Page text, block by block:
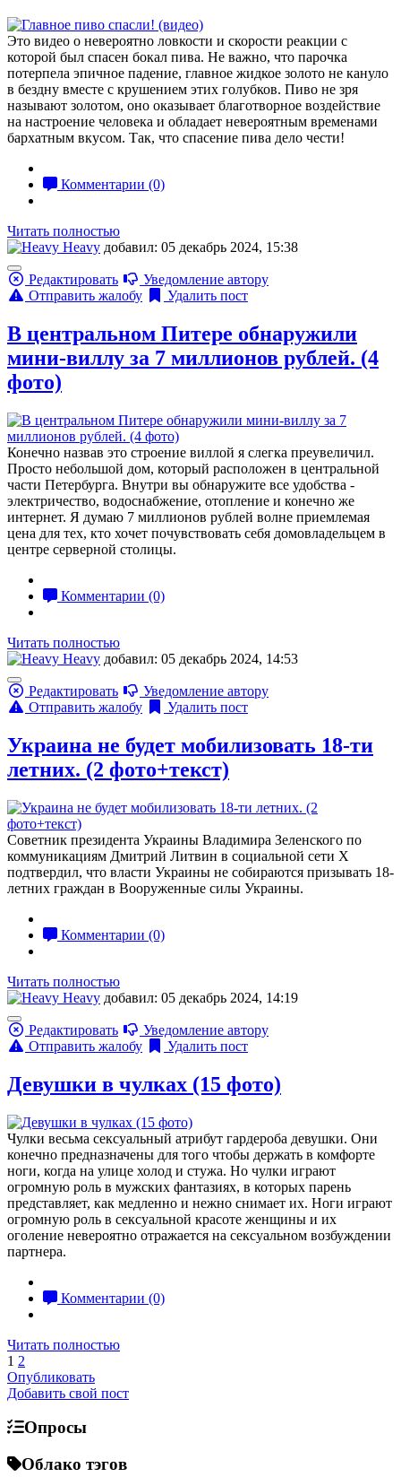
Это видео о невероятно ловкости и скорости реакции с
которой был спасен бокал пива. Не важно, что парочка
потерпела эпичное падение, главное жидкое золото не кануло
в бездну вместе с крушением этих голубков. Пиво не зря
называют золотом, оно оказывает благотворное воздействие
на настроение человека и обладает невероятным временами
бархатным вкусом. Так, что спасение пива дело чести!
Комментарии (0)
Читать полностью
Heavy добавил: 05 декабрь 2024, 15:38
Редактировать
Уведомление автору
Отправить жалобу
Удалить пост
В центральном Питере обнаружили
мини-виллу за 7 миллионов рублей. (4
фото)
Конечно назвав это строение виллой я слегка преувеличил.
Просто небольшой дом, который расположен в центральной
части Петербурга. Внутри вы обнаружите все удобства -
электричество, водоснабжение, отопление и конечно же
интернет. Я думаю 7 миллионов рублей волне приемлемая
цена для тех, кто хочет почувствовать себя домовладельцем в
центре серверной столицы.
Комментарии (0)
Читать полностью
Heavy добавил: 05 декабрь 2024, 14:53
Редактировать
Уведомление автору
Отправить жалобу
Удалить пост
Украина не будет мобилизовать 18-ти
летних. (2 фото+текст)
Советник президента Украины Владимира Зеленского по
коммуникациям Дмитрий Литвин в социальной сети X
подтвердил, что власти Украины не собираются призывать 18-
летних граждан в Вооруженные силы Украины.
Комментарии (0)
Читать полностью
Heavy добавил: 05 декабрь 2024, 14:19
Редактировать
Уведомление автору
Отправить жалобу
Удалить пост
Девушки в чулках (15 фото)
Чулки весьма сексуальный атрибут гардероба девушки. Они
конечно предназначены для того чтобы держать в комфорте
ноги, когда на улице холод и стужа. Но чулки играют
огромную роль в мужских фантазиях, в которых парень
представляет, как медленно и нежно снимает их. Ноги играют
огромную роль в сексуальной красоте женщины и их
оголение невероятно отражается на сексуальном возбуждении
партнера.
Комментарии (0)
Читать полностью
1 2
Опубликовать
Добавить свой пост
Опросы
Облако тэгов